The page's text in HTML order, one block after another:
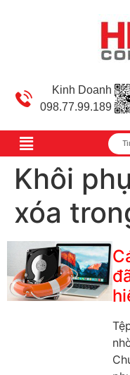
Kinh Doanh
098.77.99.189
Khôi
xóa